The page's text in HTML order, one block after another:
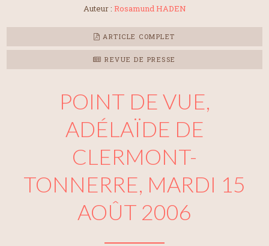
Auteur : Rosamund HADEN
ARTICLE COMPLET
REVUE DE PRESSE
POINT DE VUE,
ADÉLAÏDE DE
CLERMONT-
TONNERRE, MARDI 15
AOÛT 2006